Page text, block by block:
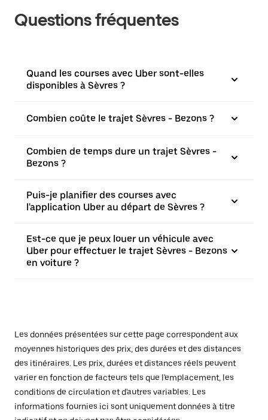
Questions fréquentes
Quand les courses avec Uber sont-elles
disponibles à Sèvres ?
Combien coûte le trajet Sèvres - Bezons ?
Combien de temps dure un trajet Sèvres -
Bezons ?
Puis-je planifier des courses avec
l'application Uber au départ de Sèvres ?
Est-ce que je peux louer un véhicule avec
Uber pour effectuer le trajet Sèvres - Bezons
en voiture ?
Les données présentées sur cette page correspondent aux
moyennes historiques des prix, des durées et des distances
des itinéraires. Les prix, durées et distances réels peuvent
varier en fonction de facteurs tels que l'emplacement, les
conditions de circulation et d'autres variables. Les
informations fournies ici sont uniquement données à titre